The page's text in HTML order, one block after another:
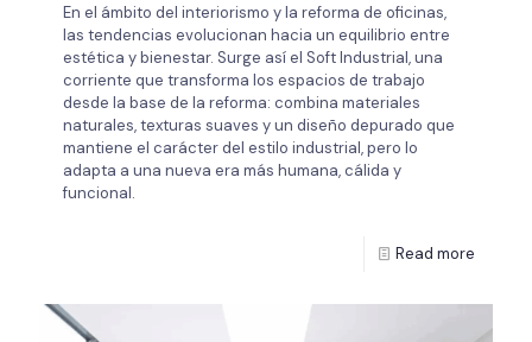
En el ámbito del interiorismo y la reforma de oficinas,
las tendencias evolucionan hacia un equilibrio entre
estética y bienestar. Surge así el Soft Industrial, una
corriente que transforma los espacios de trabajo
desde la base de la reforma: combina materiales
naturales, texturas suaves y un diseño depurado que
mantiene el carácter del estilo industrial, pero lo
adapta a una nueva era más humana, cálida y
funcional.
Read more